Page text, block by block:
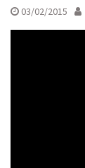
03/02/2015